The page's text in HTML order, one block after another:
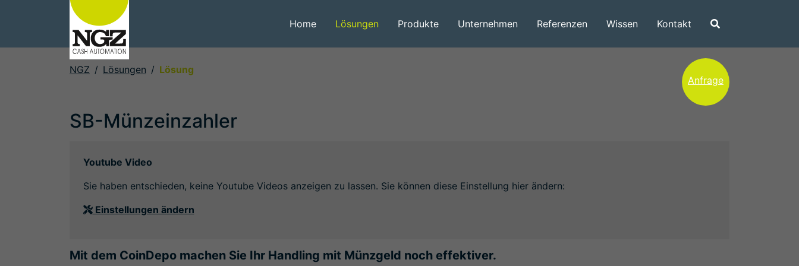
Home Lösungen Produkte Unternehmen Referenzen Wissen Kontakt
Anfrage
NGZ Lösungen Lösung
SB-Münzeinzahler
Youtube Video
Sie haben entschieden, keine Youtube Videos anzeigen zu lassen. Sie können diese Einstellung hier ändern:
Einstellungen ändern
Mit dem CoinDepo machen Sie Ihr Handling mit Münzgeld noch effektiver.